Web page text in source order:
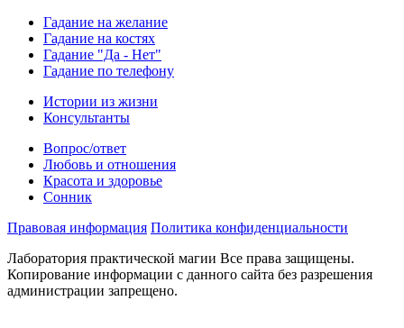
Гадание на желание
Гадание на костях
Гадание "Да - Нет"
Гадание по телефону
Истории из жизни
Консультанты
Вопрос/ответ
Любовь и отношения
Красота и здоровье
Сонник
Правовая информация Политика конфиденциальности
Лаборатория практической магии Все права защищены.
Копирование информации с данного сайта без разрешения
администрации запрещено.